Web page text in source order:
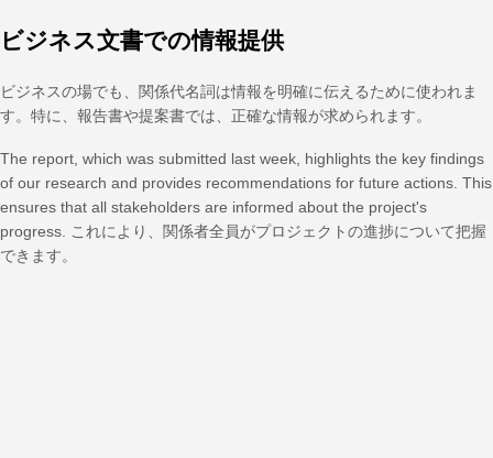
ビジネス文書での情報提供
ビジネスの場でも、関係代名詞は情報を明確に伝えるために使われま
す。特に、報告書や提案書では、正確な情報が求められます。
The report, which was submitted last week, highlights the key findings
of our research and provides recommendations for future actions. This
ensures that all stakeholders are informed about the project's
progress. これにより、関係者全員がプロジェクトの進捗について把握
できます。